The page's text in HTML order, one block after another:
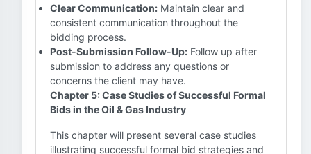
Clear Communication: Maintain clear and
consistent communication throughout the
bidding process.
Post-Submission Follow-Up: Follow up after
submission to address any questions or
concerns the client may have.
Chapter 5: Case Studies of Successful Formal
Bids in the Oil & Gas Industry
This chapter will present several case studies
illustrating successful formal bid strategies and